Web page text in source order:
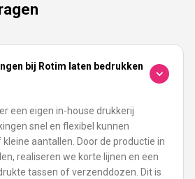
bij Rotim laten bedrukken
een eigen in-house drukkerij
snel en flexibel kunnen
aantallen. Door de productie in
realiseren we korte lijnen en een
tassen of verzenddozen. Dit is